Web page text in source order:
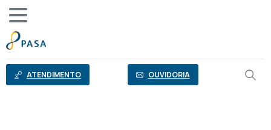
conteúdo
ATENDIMENTO OUVIDORIA